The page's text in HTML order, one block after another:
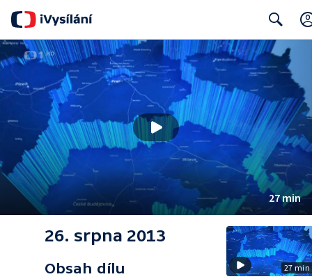
Search
27 min
26. srpna 2013
Obsah dílu
27 min